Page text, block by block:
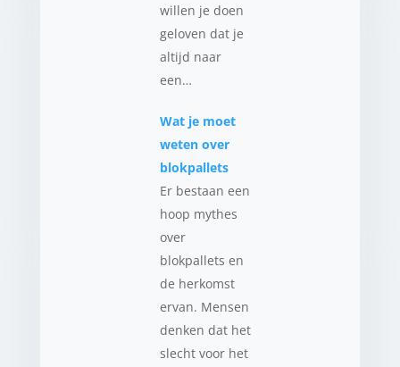
willen je doen
geloven dat je
altijd naar
een…
Wat je moet
weten over
blokpallets
Er bestaan een
hoop mythes
over
blokpallets en
de herkomst
ervan. Mensen
denken dat het
slecht voor het